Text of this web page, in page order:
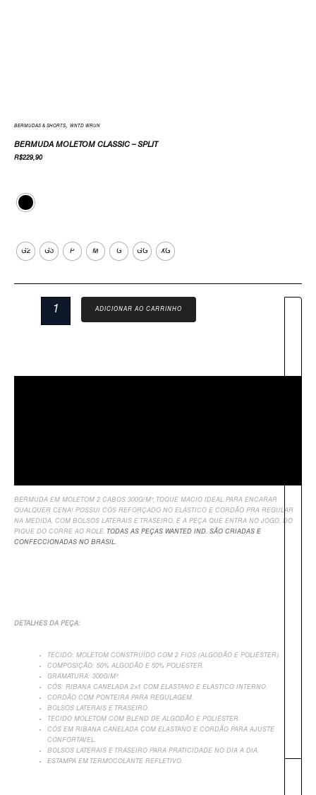
BERMUDAS & SHORTS, WNTD WRUN
BERMUDA MOLETOM CLASSIC – SPLIT
R$229,90
G2 G3 P M G GG XG
ADICIONAR AO CARRINHO
BERMUDA EM MOLETOM 2 CABOS 300G/M², TOQUE MACIO IDEAL PARA ENCARAR
QUALQUER CENA! POSSUI CÓS REFORÇADO NO ELÁSTICO E CORDÃO PRA REGULAR
NA MEDIDA, COM BOLSOS LATERAIS E TRASEIRO. É A PEÇA QUE ENTRA NO JOGO, DO
PIQUE DO CORRE AO ROLE. TODAS AS PEÇAS WANTED IND. SÃO CRIADAS E
CONFECCIONADAS NO BRASIL.
DETALHES DA PEÇA:
TECIDO: MOLETOM CONSTRUÍDO COM 2 FIOS (ALGODÃO E POLIÉSTER).
COMPOSIÇÃO: 50% ALGODÃO E 50% POLIÉSTER.
GRAMATURA: 300G/M².
CÓS: RIBANA CANELADA 2×1 COM ELASTANO E ELÁSTICO INTERNO.
CORDÃO COM PONTEIRA PARA REGULAGEM.
BOLSOS LATERAIS E TRASEIRO.
TECIDO MOLETOM COM BLEND DE ALGODÃO E POLIÉSTER.
CÓS EM RIBANA CANELADA COM ELASTANO E CORDÃO PARA AJUSTE
CONFORTÁVEL.
BOLSOS LATERAIS E TRASEIRO PARA PRATICIDADE NO DIA A DIA.
ESTAMPA EM TERMOCOLANTE REFLETIVO.